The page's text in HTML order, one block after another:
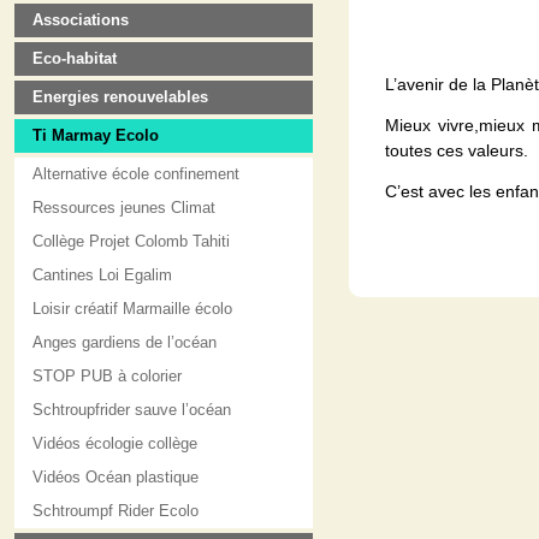
Associations
Eco-habitat
Energies renouvelables
Ti Marmay Ecolo
Alternative école confinement
Ressources jeunes Climat
Collège Projet Colomb Tahiti
Cantines Loi Egalim
Loisir créatif Marmaille écolo
Anges gardiens de l’océan
STOP PUB à colorier
Schtroupfrider sauve l’océan
Vidéos écologie collège
Vidéos Océan plastique
Schtroumpf Rider Ecolo
L’avenir de la
Mieux vivre,mieux
toutes ces valeurs.
C’est avec les